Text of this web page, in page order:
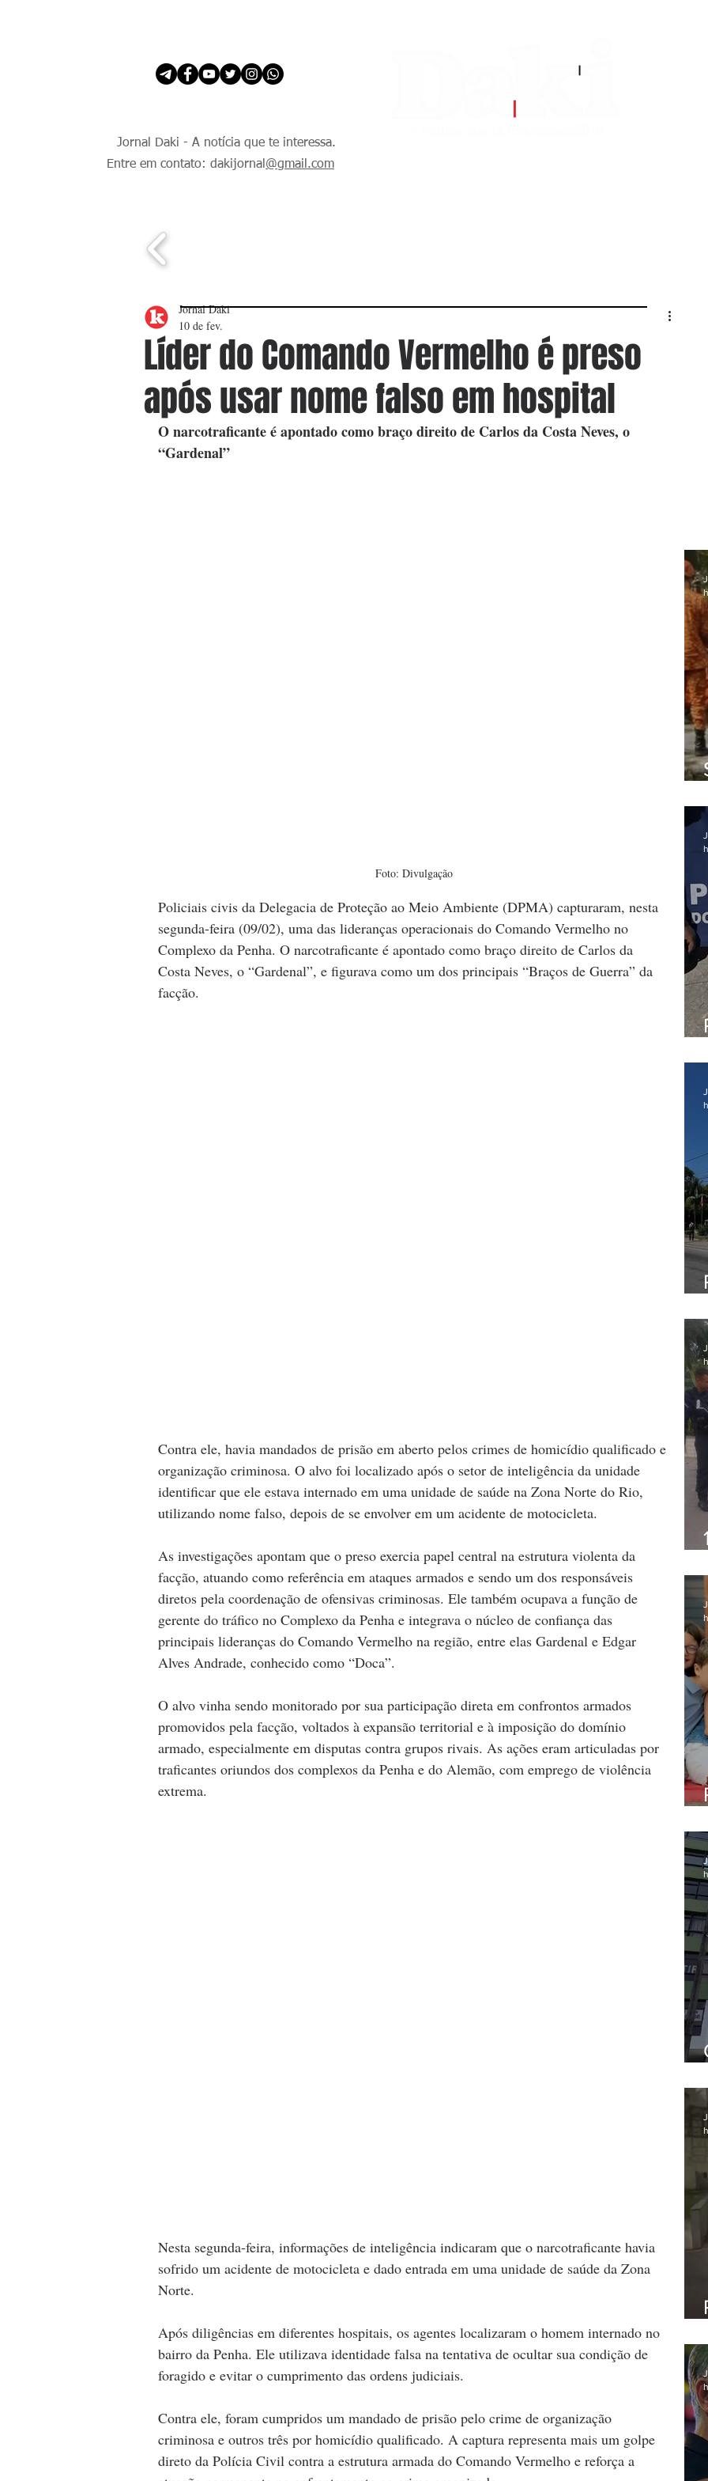
Jornal Daki - A notícia que te interessa.
Entre em contato: dakijornal @gmail.com
Líder do Comando Vermelho é preso
após usar nome falso em hospital
Jornal Daki
10 de fev.
O narcotraficante é apontado como braço direito de Carlos da Costa Neves, o
“Gardenal”
Foto: Divulgação
Policiais civis da Delegacia de Proteção ao Meio Ambiente (DPMA) capturaram, nesta
segunda-feira (09/02), uma das lideranças operacionais do Comando Vermelho no
Complexo da Penha. O narcotraficante é apontado como braço direito de Carlos da
Costa Neves, o “Gardenal”, e figurava como um dos principais “Braços de Guerra” da
facção.
Contra ele, havia mandados de prisão em aberto pelos crimes de homicídio qualificado e
organização criminosa. O alvo foi localizado após o setor de inteligência da unidade
identificar que ele estava internado em uma unidade de saúde na Zona Norte do Rio,
utilizando nome falso, depois de se envolver em um acidente de motocicleta.
As investigações apontam que o preso exercia papel central na estrutura violenta da
facção, atuando como referência em ataques armados e sendo um dos responsáveis
diretos pela coordenação de ofensivas criminosas. Ele também ocupava a função de
gerente do tráfico no Complexo da Penha e integrava o núcleo de confiança das
principais lideranças do Comando Vermelho na região, entre elas Gardenal e Edgar
Alves Andrade, conhecido como “Doca”.
O alvo vinha sendo monitorado por sua participação direta em confrontos armados
promovidos pela facção, voltados à expansão territorial e à imposição do domínio
armado, especialmente em disputas contra grupos rivais. As ações eram articuladas por
traficantes oriundos dos complexos da Penha e do Alemão, com emprego de violência
extrema.
Nesta segunda-feira, informações de inteligência indicaram que o narcotraficante havia
sofrido um acidente de motocicleta e dado entrada em uma unidade de saúde da Zona
Norte.
Após diligências em diferentes hospitais, os agentes localizaram o homem internado no
bairro da Penha. Ele utilizava identidade falsa na tentativa de ocultar sua condição de
foragido e evitar o cumprimento das ordens judiciais.
Contra ele, foram cumpridos um mandado de prisão pelo crime de organização
criminosa e outros três por homicídio qualificado. A captura representa mais um golpe
direto da Polícia Civil contra a estrutura armada do Comando Vermelho e reforça a